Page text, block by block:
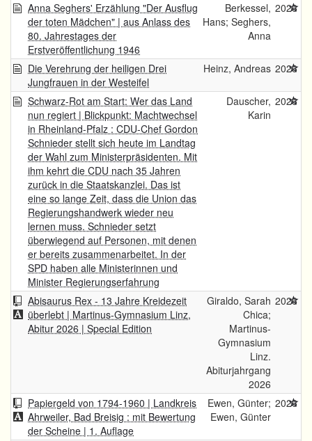
Anna Seghers' Erzählung "Der Ausflug
der toten Mädchen" | aus Anlass des
80. Jahrestages der
Erstveröffentlichung 1946
Berkessel,
Hans; Seghers,
Anna
2026
Die Verehrung der heiligen Drei
Jungfrauen in der Westeifel
Heinz, Andreas 2026
Schwarz-Rot am Start: Wer das Land
nun regiert | Blickpunkt: Machtwechsel
in Rheinland-Pfalz : CDU-Chef Gordon
Schnieder stellt sich heute im Landtag
der Wahl zum Ministerpräsidenten. Mit
ihm kehrt die CDU nach 35 Jahren
zurück in die Staatskanzlei. Das ist
eine so lange Zeit, dass die Union das
Regierungshandwerk wieder neu
lernen muss. Schnieder setzt
überwiegend auf Personen, mit denen
er bereits zusammenarbeitet. In der
SPD haben alle Ministerinnen und
Minister Regierungserfahrung
Dauscher,
Karin
2026
Abisaurus Rex - 13 Jahre Kreidezeit
überlebt | Martinus-Gymnasium Linz,
Abitur 2026 | Special Edition
Giraldo, Sarah
Chica;
Martinus-
Gymnasium
Linz.
Abiturjahrgang
2026
2026
Papiergeld von 1794-1960 | Landkreis
Ahrweiler, Bad Breisig : mit Bewertung
der Scheine | 1. Auflage
Ewen, Günter;
Ewen, Günter
2026